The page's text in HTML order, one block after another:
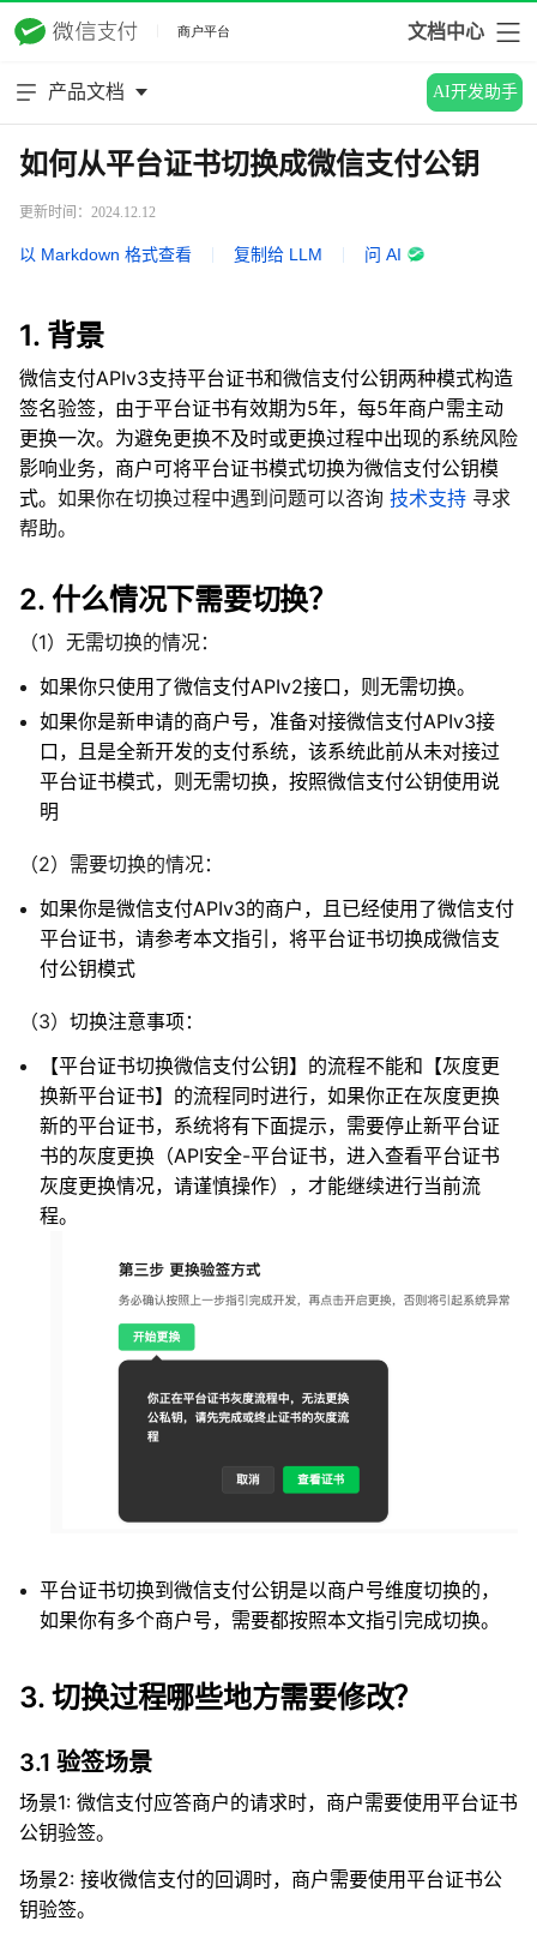
文档中心
产品文档 AI开发助手
如何从平台证书切换成微信支付公钥
更新时间：2024.12.12
以 Markdown 格式查看 复制给 LLM 问 AI
1. 背景
微信支付APIv3支持平台证书和微信支付公钥两种模式构造
签名验签，由于平台证书有效期为5年，每5年商户需主动
更换一次。为避免更换不及时或更换过程中出现的系统风险
影响业务，商户可将平台证书模式切换为微信支付公钥模
式。 如果你在切换过程中遇到问题可以咨询 技术支持 寻求
帮助。
2. 什么情况下需要切换？
（1）无需切换的情况：
如果你只使用了微信支付APIv2接口，则无需切换。
如果你是新申请的商户号，准备对接微信支付APIv3接
口，且是全新开发的支付系统，该系统此前从未对接过
平台证书模式，则无需切换，按照微信支付公钥使用说
明
（2）需要切换的情况：
如果你是微信支付APIv3的商户，且已经使用了微信支付
平台证书，请参考本文指引，将平台证书切换成微信支
付公钥模式
（3） 切换注意事项：
【平台证书切换微信支付公钥】的流程不能和【灰度更
换新平台证书】的流程同时进行，如果你正在灰度更换
新的平台证书，系统将有下面提示，需要停止新平台证
书的灰度更换（API安全-平台证书，进入查看平台证书
灰度更换情况，请谨慎操作），才能继续进行当前流
程。
平台证书切换到微信支付公钥是以商户号维度切换的，
如果你有多个商户号，需要都按照本文指引完成切换。
3. 切换过程哪些地方需要修改？
3.1 验签场景
场景1: 微信支付应答商户的请求时，商户需要使用平台证书
公钥验签。
场景2: 接收微信支付的回调时，商户需要使用平台证书公
钥验签。